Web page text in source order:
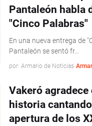
Pantaleón habla
"Cinco Palabras"
En una nueva entrega de
Pantaleón se sentó fr…
por: Armario de Noticias
Vakeró
historia
apertura de los